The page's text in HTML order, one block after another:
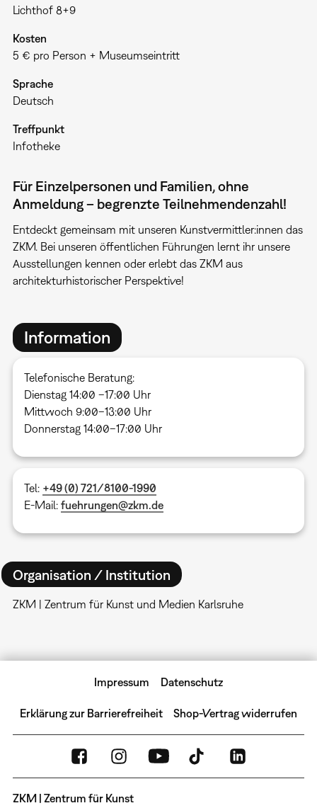
Lichthof 8+9
Kosten
5 € pro Person + Museumseintritt
Sprache
Deutsch
Treffpunkt
Infotheke
Für Einzelpersonen und Familien, ohne
Anmeldung – begrenzte Teilnehmendenzahl!
Entdeckt gemeinsam mit unseren Kunstvermittler:innen das
ZKM. Bei unseren öffentlichen Führungen lernt ihr unsere
Ausstellungen kennen oder erlebt das ZKM aus
architekturhistorischer Perspektive!
Information
Telefonische Beratung:
Dienstag 14:00 –17:00 Uhr
Mittwoch 9:00–13:00 Uhr
Donnerstag 14:00–17:00 Uhr
Tel: +49 (0) 721/8100-1990
E-Mail: fuehrungen@zkm.de
Organisation / Institution
ZKM | Zentrum für Kunst und Medien Karlsruhe
Impressum Datenschutz
Erklärung zur Barrierefreiheit Shop-Vertrag widerrufen
ZKM | Zentrum für Kunst